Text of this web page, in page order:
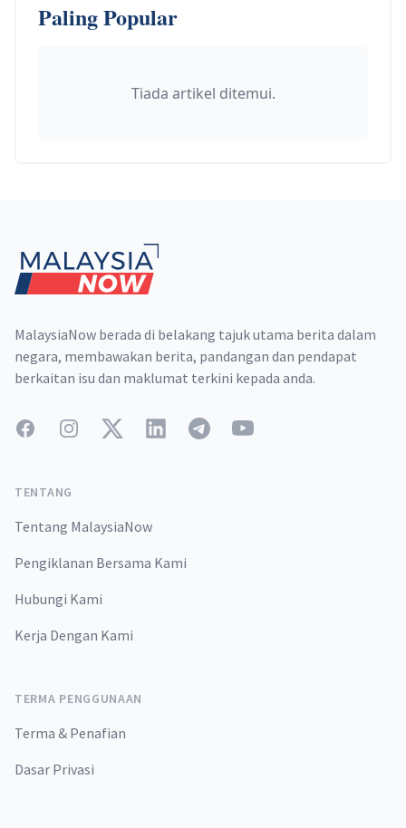
Paling Popular
Tiada artikel ditemui.
MalaysiaNow berada di belakang tajuk utama berita dalam
negara, membawakan berita, pandangan dan pendapat
berkaitan isu dan maklumat terkini kepada anda.
FacebookInstagramTwitterLinkedInTelegramYouTube
TENTANG
Tentang MalaysiaNow
Pengiklanan Bersama Kami
Hubungi Kami
Kerja Dengan Kami
TERMA PENGGUNAAN
Terma & Penafian
Dasar Privasi